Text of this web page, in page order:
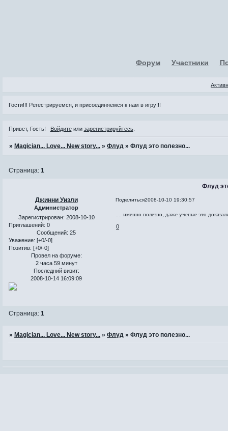
Форум Участники
Гости!!! Регестрируемся, и присоединяемся к нам в игру!!!
Привет, Гость! Войдитеили зарегистрируйтесь.
» Magician... Love... New story... »Флуд »Флуд это полезно...
Флуд
Страница:1
Поделиться2008-10-10 19:30:57
Джинни Уизли
Администратор
Зарегистрирован: 2008-10-10
Приглашений: 0
Сообщений: 25
Уважение: [+0/-0]
Позитив: [+0/-0]
Провел на форуме:
2 часа 59 минут
Последний визит:
2008-10-14 16:09:09
.... именно полезно, даже ученые это
0
Страница:1
»Magician... Love... New story... »Флуд »Флуд это полезно...